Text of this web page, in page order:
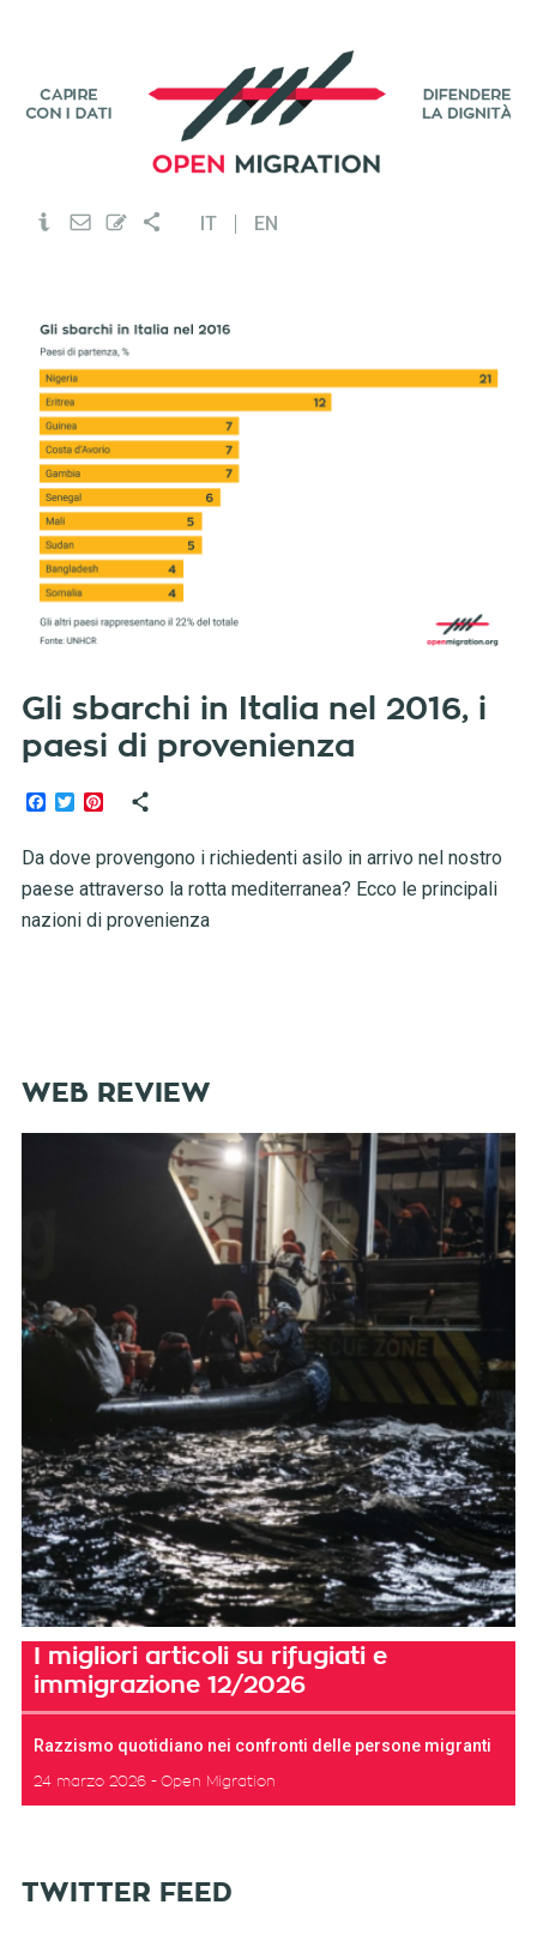
IT EN
Gli sbarchi in Italia nel 2016, i
paesi di provenienza
Facebook
TwitterPinterest
Da dove provengono i richiedenti asilo in arrivo nel nostro
paese attraverso la rotta mediterranea? Ecco le principali
nazioni di provenienza
WEB REVIEW
I migliori articoli su rifugiati e
immigrazione 12/2026
Razzismo quotidiano nei confronti delle persone migranti
24 marzo 2026 Open Migration
TWITTER FEED